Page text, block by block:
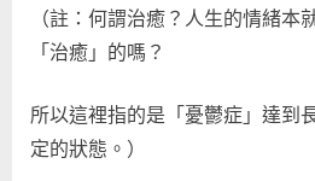
（註：何謂治癒？人生的情緒本
「治癒」的嗎？
所以這裡指的是「憂鬱症」達到
定的狀態。）